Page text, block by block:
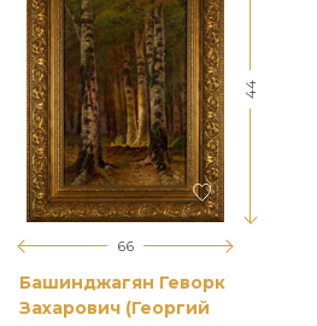
66
44
Башинджагян Геворк
Захарович (Георгий